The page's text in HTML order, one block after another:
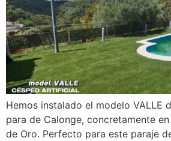
Hemos instalado el modelo VALLE
para de Calonge, concretamente
de Oro. Perfecto para este paraje